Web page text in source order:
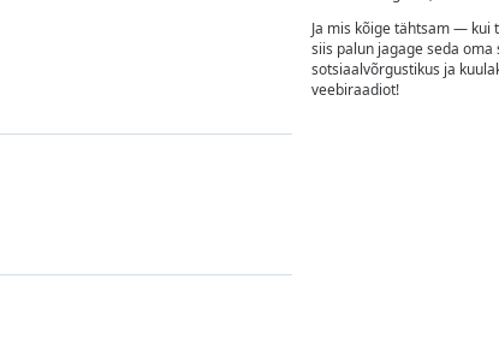
Ja mis kõige tähtsam — kui
siis palun jagage seda oma
sotsiaalvõrgustikus ja
veebiraadiot!